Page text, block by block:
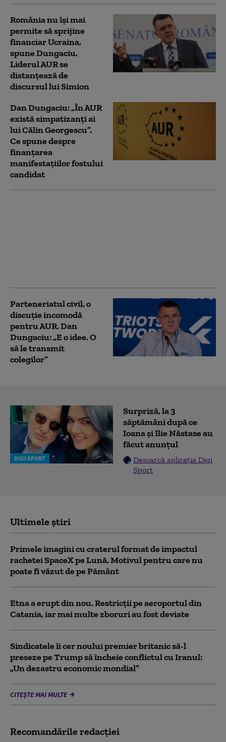
România nu își mai
permite să sprijine
financiar Ucraina,
spune Dungaciu.
Liderul AUR se
distanțează de
discursul lui Simion
Dan Dungaciu: „În AUR
există simpatizanți ai
lui Călin Georgescu”.
Ce spune despre
finanțarea
manifestațiilor fostului
candidat
Parteneriatul civil, o
discuție incomodă
pentru AUR. Dan
Dungaciu: „E o idee. O
să le transmit
colegilor”
DIGI SPORT
Surpriză, la 3
săptămâni după ce
Ioana și Ilie Năstase au
făcut anunțul
Descarcă aplicația Digi
Sport
Ultimele știri
Primele imagini cu craterul format de impactul
rachetei SpaceX pe Lună. Motivul pentru care nu
poate fi văzut de pe Pământ
Etna a erupt din nou. Restricții pe aeroportul din
Catania, iar mai multe zboruri au fost deviate
Sindicatele îi cer noului premier britanic să-l
preseze pe Trump să încheie conflictul cu Iranul:
„Un dezastru economic mondial”
CITEȘTE MAI MULTE
Recomandările redacţiei